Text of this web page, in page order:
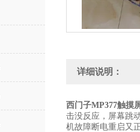
详细说明：
西门子MP377触摸
击没反应，屏幕跳
机故障断电重启又